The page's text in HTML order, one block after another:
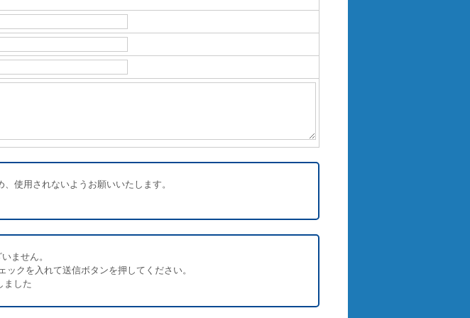
使用されないようお願いいたします。
ません。
クを入れて送信ボタンを押してください。
ました